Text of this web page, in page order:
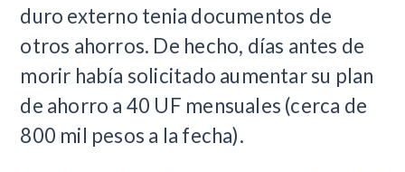
duro externo tenia documentos de
otros ahorros. De hecho, días antes de
morir había solicitado aumentar su plan
de ahorro a 40 UF mensuales (cerca de
800 mil pesos a la fecha).